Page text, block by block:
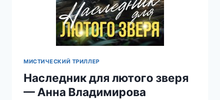
МИСТИЧЕСКИЙ ТРИЛЛЕР
Наследник для лютого зверя
— Анна Владимирова